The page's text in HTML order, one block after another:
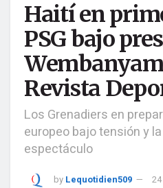
Haití en
PSG bajo
Revista
Los Grenadiers en
europeo bajo tensión y
espectáculo
by Lequotidien509